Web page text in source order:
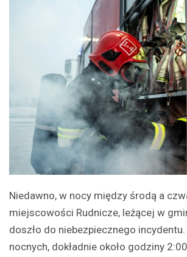
Niedawno, w nocy między środą a
miejscowości Rudnicze, leżącej w
doszło do niebezpiecznego
nocnych, dokładnie około godziny